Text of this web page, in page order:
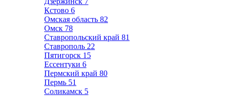
Кстово 6
Омская область 82
Омск 78
Ставропольский край 81
Ставрополь 22
Пятигорск 15
Ессентуки 6
Пермский край 80
Пермь 51
Соликамск 5